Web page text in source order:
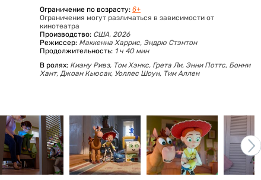
Ограничение по возрасту: 6+
Ограничения могут различаться в зависимости от
кинотеатра
Производство: США, 2026
Режиссер: Маккенна Харрис, Эндрю Стэнтон
Продолжительность: 1 ч 40 мин
В ролях: Киану Ривз, Том Хэнкс, Грета Ли, Энни Поттс, Бонни
Хант, Джоан Кьюсак, Уоллес Шоун, Тим Аллен